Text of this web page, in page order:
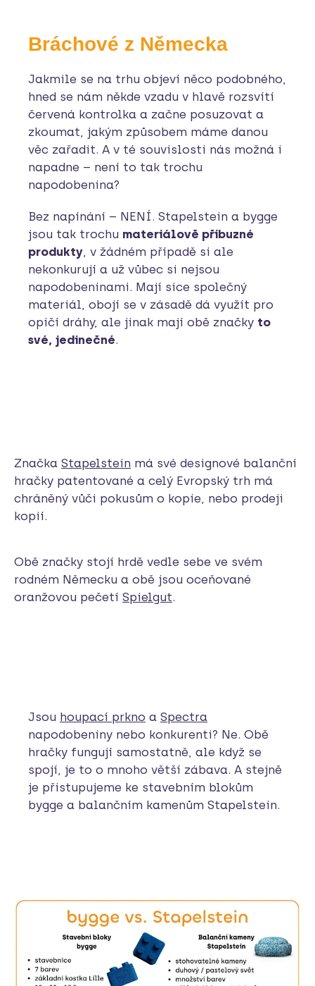
Bráchové z Německa
Jakmile se na trhu objeví něco podobného,
hned se nám někde vzadu v hlavě rozsvítí
červená kontrolka a začne posuzovat a
zkoumat, jakým způsobem máme danou
věc zařadit. A v té souvislosti nás možná i
napadne – není to tak trochu
napodobenina?
Bez napínání – NENÍ. Stapelstein a bygge
jsou tak trochu materiálově příbuzné
produkty, v žádném případě si ale
nekonkurují a už vůbec si nejsou
napodobeninami. Mají sice společný
materiál, obojí se v zásadě dá využít pro
opičí dráhy, ale jinak mají obě značky to
své, jedinečné.
Značka Stapelstein má své designové balanční
hračky patentované a celý Evropský trh má
chráněný vůči pokusům o kopie, nebo prodeji
kopií.
Obě značky stojí hrdě vedle sebe ve svém
rodném Německu a obě jsou oceňované
oranžovou pečetí Spielgut.
Jsou houpací prkno a Spectra
napodobeniny nebo konkurenti? Ne. Obě
hračky fungují samostatně, ale když se
spojí, je to o mnoho větší zábava. A stejně
je přistupujeme ke stavebním blokům
bygge a balančním kamenům Stapelstein.